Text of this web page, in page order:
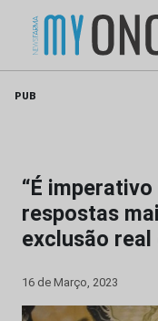
PUB
“É
respostas
exclusão real
16 de Março, 2023